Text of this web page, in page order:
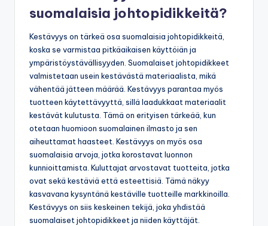
suomalaisia johtopidikkeitä?
Kestävyys on tärkeä osa suomalaisia johtopidikkeitä,
koska se varmistaa pitkäaikaisen käyttöiän ja
ympäristöystävällisyyden. Suomalaiset johtopidikkeet
valmistetaan usein kestävästä materiaalista, mikä
vähentää jätteen määrää. Kestävyys parantaa myös
tuotteen käytettävyyttä, sillä laadukkaat materiaalit
kestävät kulutusta. Tämä on erityisen tärkeää, kun
otetaan huomioon suomalainen ilmasto ja sen
aiheuttamat haasteet. Kestävyys on myös osa
suomalaisia arvoja, jotka korostavat luonnon
kunnioittamista. Kuluttajat arvostavat tuotteita, jotka
ovat sekä kestäviä että esteettisiä. Tämä näkyy
kasvavana kysyntänä kestäville tuotteille markkinoilla.
Kestävyys on siis keskeinen tekijä, joka yhdistää
suomalaiset johtopidikkeet ja niiden käyttäjät.